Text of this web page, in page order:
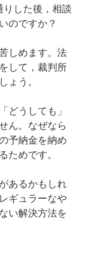
りした後，相談
のですか？
しめます。法
して，裁判所
ょう。
どうしても」
ん。なぜなら
予納金を納め
ためです。
あるかもしれ
ギュラーなや
い解決方法を